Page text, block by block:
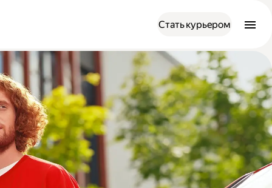
Стать курьером